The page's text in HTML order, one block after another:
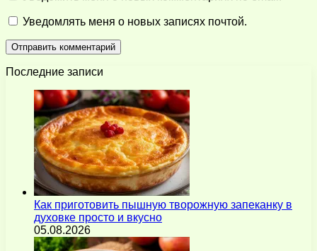
Уведомлять меня о новых записях почтой.
Последние записи
Как приготовить пышную творожную запеканку в
духовке просто и вкусно
05.08.2026